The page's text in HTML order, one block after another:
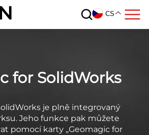
CS
for SolidWorks
je plně integrovaný
Jeho funkce pak můžete
pomocí karty „Geomagic for